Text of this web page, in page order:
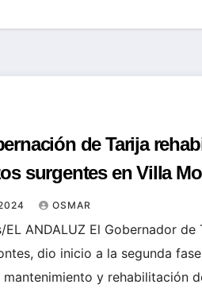
de Tarija
surgentes en Villa
familias
OSMAR
EL ANDALUZ El Gobernador de
dio inicio a la segunda
mantenimiento y rehabilitación